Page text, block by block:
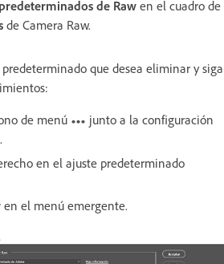
de Raw en el cuadro de
de Camera Raw.
que desea eliminar y siga
de menú
junto a la configuración
en el ajuste predeterminado
en el menú emergente.